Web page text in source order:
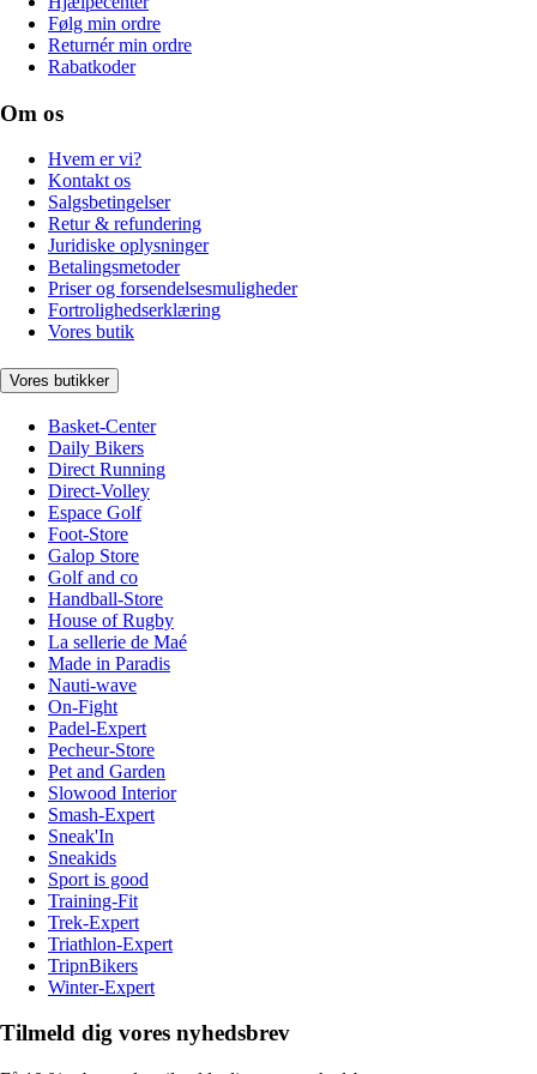
Følg min ordre
Returnér min ordre
Rabatkoder
Om os
Hvem er vi?
Kontakt os
Salgsbetingelser
Retur & refundering
Juridiske oplysninger
Betalingsmetoder
Priser og forsendelsesmuligheder
Fortrolighedserklæring
Vores butik
Vores butikker
Basket-Center
Daily Bikers
Direct Running
Direct-Volley
Espace Golf
Foot-Store
Galop Store
Golf and co
Handball-Store
House of Rugby
La sellerie de Maé
Made in Paradis
Nauti-wave
On-Fight
Padel-Expert
Pecheur-Store
Pet and Garden
Slowood Interior
Smash-Expert
Sneak'In
Sneakids
Sport is good
Training-Fit
Trek-Expert
Triathlon-Expert
TripnBikers
Winter-Expert
Tilmeld dig vores nyhedsbrev